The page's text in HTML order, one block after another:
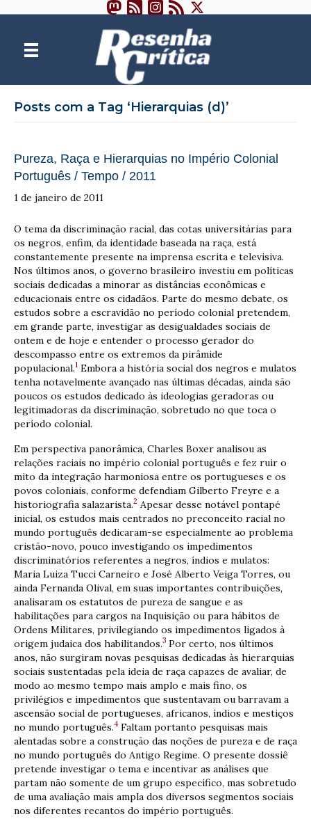
Posts com a Tag ‘Hierarquias (d)’
Pureza, Raça e Hierarquias no Império Colonial
Português / Tempo / 2011
1 de janeiro de 2011
O tema da discriminação racial, das cotas universitárias para
os negros, enfim, da identidade baseada na raça, está
constantemente presente na imprensa escrita e televisiva.
Nos últimos anos, o governo brasileiro investiu em políticas
sociais dedicadas a minorar as distâncias econômicas e
educacionais entre os cidadãos. Parte do mesmo debate, os
estudos sobre a escravidão no período colonial pretendem,
em grande parte, investigar as desigualdades sociais de
ontem e de hoje e entender o processo gerador do
descompasso entre os extremos da pirâmide
populacional.1 Embora a história social dos negros e mulatos
tenha notavelmente avançado nas últimas décadas, ainda são
poucos os estudos dedicado às ideologias geradoras ou
legitimadoras da discriminação, sobretudo no que toca o
período colonial.
Em perspectiva panorâmica, Charles Boxer analisou as
relações raciais no império colonial português e fez ruir o
mito da integração harmoniosa entre os portugueses e os
povos coloniais, conforme defendiam Gilberto Freyre e a
historiografia salazarista.2 Apesar desse notável pontapé
inicial, os estudos mais centrados no preconceito racial no
mundo português dedicaram-se especialmente ao problema
cristão-novo, pouco investigando os impedimentos
discriminatórios referentes a negros, índios e mulatos:
Maria Luiza Tucci Carneiro e José Alberto Veiga Torres, ou
ainda Fernanda Olival, em suas importantes contribuições,
analisaram os estatutos de pureza de sangue e as
habilitações para cargos na Inquisição ou para hábitos de
Ordens Militares, privilegiando os impedimentos ligados à
origem judaica dos habilitandos.3 Por certo, nos últimos
anos, não surgiram novas pesquisas dedicadas às hierarquias
sociais sustentadas pela ideia de raça capazes de avaliar, de
modo ao mesmo tempo mais amplo e mais fino, os
privilégios e impedimentos que sustentavam ou barravam a
ascensão social de portugueses, africanos, índios e mestiços
no mundo português.4 Faltam portanto pesquisas mais
alentadas sobre a construção das noções de pureza e de raça
no mundo português do Antigo Regime. O presente dossiê
pretende investigar o tema e incentivar as análises que
partam não somente de um grupo específico, mas sobretudo
de uma avaliação mais ampla dos diversos segmentos sociais
nos diferentes recantos do império português.